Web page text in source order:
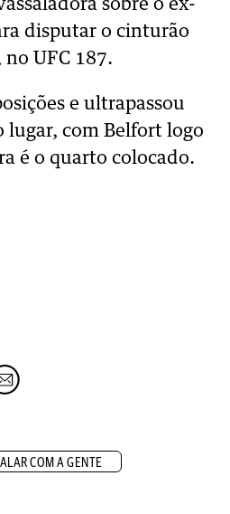
sobre o ex-
disputar o cinturão
UFC 187.
e ultrapassou
lugar, com Belfort logo
é o quarto colocado.
COM A GENTE